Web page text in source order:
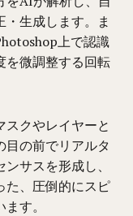
生成します。ま
上で認識
を微調整する回転
スクやレイヤーと
目の前でリアルタ
サスを形成し、
た、圧倒的にスピ
す。